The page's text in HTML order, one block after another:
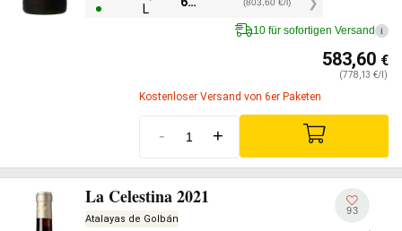
L
10 für sofortigen Versand i
583,60 €
(778,13 €/l)
Kostenloser Versand von 6er Paketen
- +
La Celestina 2021
Atalayas de Golbán
93